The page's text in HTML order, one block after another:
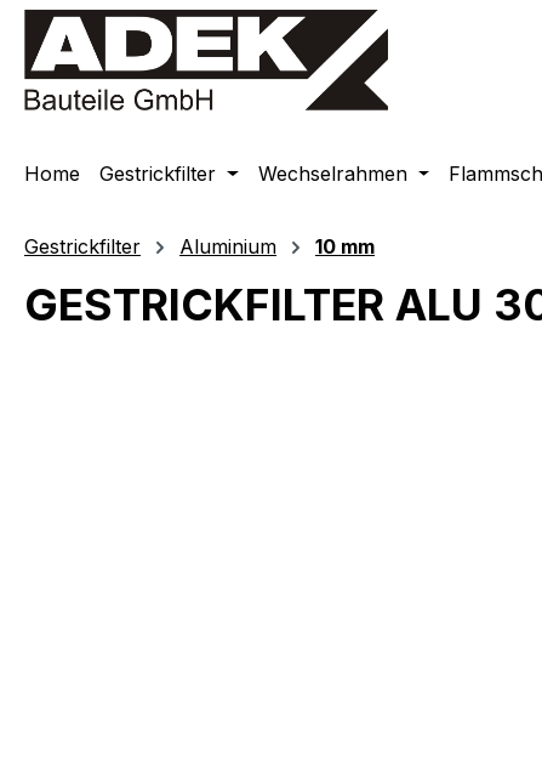
Zur Hauptnavigation springen
Home Gestrickfilter Wechselrahmen
Gestrickfilter Aluminium 10 mm
GESTRICKFILTER ALU